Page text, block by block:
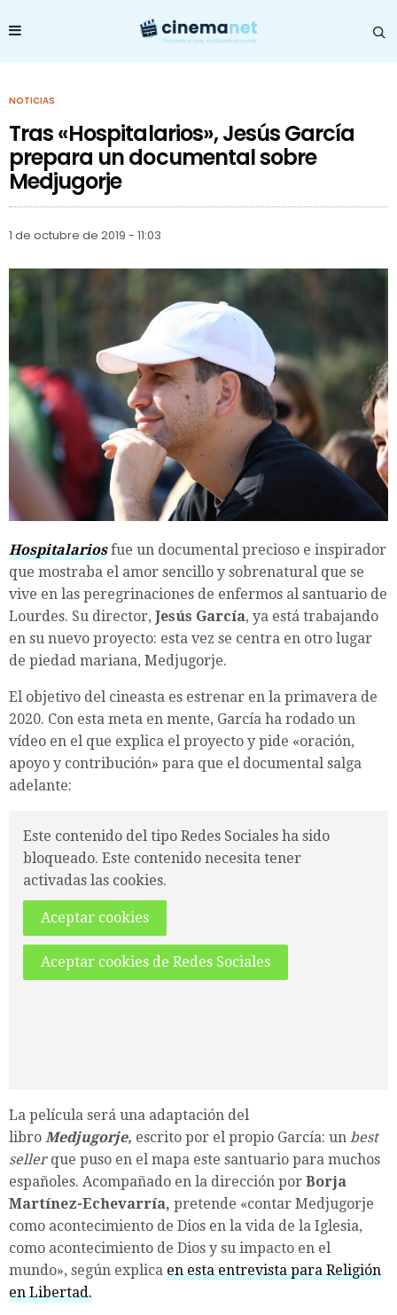
NOTICIAS
Tras «Hospitalarios», Jesús García
prepara un documental sobre
Medjugorje
1 de octubre de 2019 - 11:03
Hospitalarios fue un documental precioso e inspirador
que mostraba el amor sencillo y sobrenatural que se
vive en las peregrinaciones de enfermos al santuario de
Lourdes. Su director, Jesús García, ya está trabajando
en su nuevo proyecto: esta vez se centra en otro lugar
de piedad mariana, Medjugorje.
El objetivo del cineasta es estrenar en la primavera de
2020. Con esta meta en mente, García ha rodado un
vídeo en el que explica el proyecto y pide «oración,
apoyo y contribución» para que el documental salga
adelante:
Este contenido del tipo Redes Sociales ha sido
bloqueado. Este contenido necesita tener
activadas las cookies.
Aceptar cookies
Aceptar cookies de Redes Sociales
La película será una adaptación del
libro Medjugorje, escrito por el propio García: un best
seller que puso en el mapa este santuario para muchos
españoles. Acompañado en la dirección por Borja
Martínez-Echevarría, pretende «contar Medjugorje
como acontecimiento de Dios en la vida de la Iglesia,
como acontecimiento de Dios y su impacto en el
mundo», según explica en esta entrevista para Religión
en Libertad.